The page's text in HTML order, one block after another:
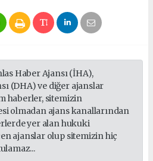
Haber Ajansı (İHA),
(DHA) ve diğer ajanslar
haberler, sitemizin
olmadan ajans kanallarından
yer alan hukuki
ajanslar olup sitemizin hiç